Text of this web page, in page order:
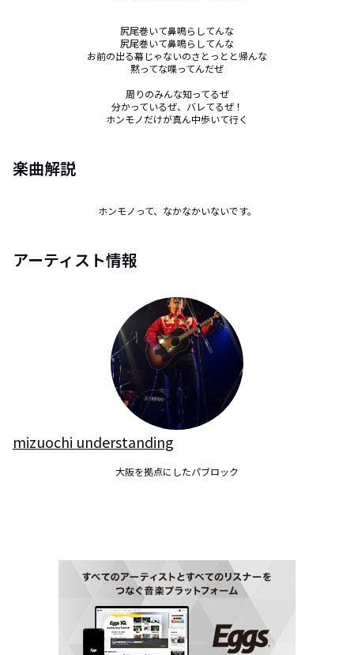
尻尾巻いて鼻鳴らしてんな
尻尾巻いて鼻鳴らしてんな
お前の出る幕じゃないのさとっとと帰んな
黙ってな喋ってんだぜ
周りのみんな知ってるぜ
分かっているぜ、バレてるぜ！
ホンモノだけが真ん中歩いて行く
楽曲解説
ホンモノって、なかなかいないです。
アーティスト情報
mizuochi understanding
大阪を拠点にしたパブロック